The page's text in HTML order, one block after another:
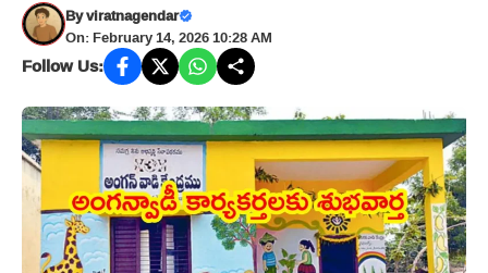
Byviratnagendar
On: February 14, 2026 10:28 AM
Follow Us: